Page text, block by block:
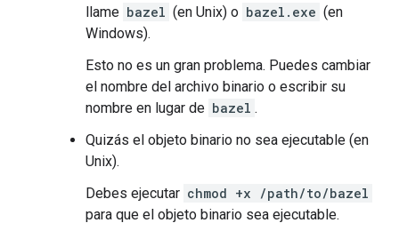
llame bazel (en Unix) o bazel.exe (en
Windows).
Esto no es un gran problema. Puedes cambiar
el nombre del archivo binario o escribir su
nombre en lugar de bazel .
Quizás el objeto binario no sea ejecutable (en
Unix).
Debes ejecutar chmod +x /path/to/bazel
para que el objeto binario sea ejecutable.